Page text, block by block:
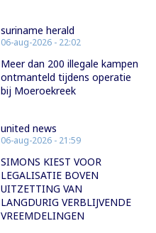
suriname herald
06-aug-2026 - 22:02
Meer dan 200 illegale kampen
ontmanteld tijdens operatie
bij Moeroekreek
united news
06-aug-2026 - 21:59
SIMONS KIEST VOOR
LEGALISATIE BOVEN
UITZETTING VAN
LANGDURIG VERBLIJVENDE
VREEMDELINGEN